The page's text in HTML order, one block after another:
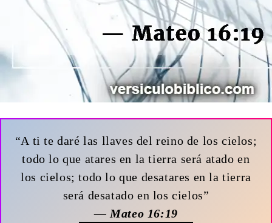
“A ti te daré las llaves del reino de los cielos;
todo lo que atares en la tierra será atado en
los cielos; todo lo que desatares en la tierra
será desatado en los cielos”
— Mateo 16:19